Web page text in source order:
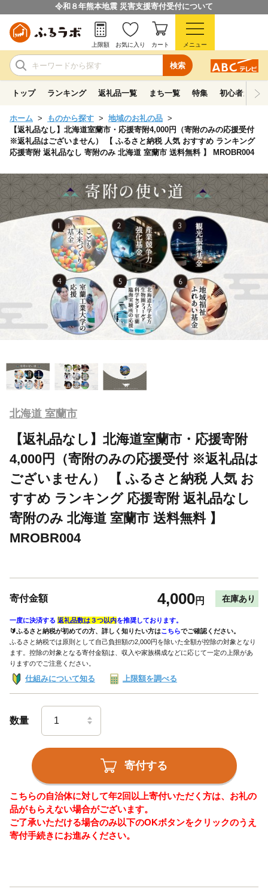
令和８年熊本地震 災害支援寄付受付について
検索
上限額 お気に入り カート メニュー
トップ ランキング 返礼品一覧 まち一覧 特集 初心者ガイド
ホーム ものから探す
地域のお礼の品
【返礼品なし】北海道室蘭市・応援寄附4,000円（寄附のみの応援受付
※返礼品はございません） 【 ふるさと納税 人気 おすすめ ランキング
応援寄附 返礼品なし 寄附のみ 北海道 室蘭市 送料無料 】 MROBR004
北海道 室蘭市
【返礼品なし】北海道室蘭市・応援寄附
4,000円（寄附のみの応援受付 ※返礼品は
ございません） 【 ふるさと納税 人気 お
すすめ ランキング 応援寄附 返礼品なし
寄附のみ 北海道 室蘭市 送料無料 】
MROBR004
寄付金額 4,000円 在庫あり
一度に決済する 返礼品数は３つ以内を推奨しております。
🔰ふるさと納税が初めての方、詳しく知りたい方はこちらでご確認ください。
ふるさと納税では原則として自己負担額の2,000円を除いた全額が控除の対象となり
ます。控除の対象となる寄付金額は、収入や家族構成などに応じて一定の上限があ
りますのでご注意ください。
仕組みについて知る 上限額を調べる
数量
寄付する
こちらの自治体に対して年2回以上寄付いただく方は、お礼の
品がもらえない場合がございます。
ご了承いただける場合のみ以下のOKボタンをクリックのうえ
寄付手続きにお進みください。